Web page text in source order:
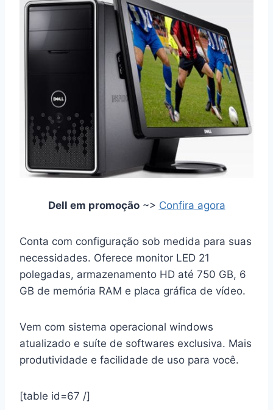
Dell em promoção~> Confira agora
Conta com configuração sob medida para suas
necessidades. Oferece monitor LED 21
polegadas, armazenamento HD até 750 GB, 6
GB de memória RAM e placa gráfica de vídeo.
Vem com sistema operacional windows
atualizado e suíte de softwares exclusiva. Mais
produtividade e facilidade de uso para você.
[table id=67 /]